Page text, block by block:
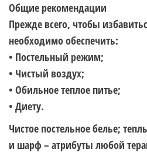
Общие рекомендации
Прежде всего, чтобы
необходимо обеспечить:
• Постельный режим;
• Чистый воздух;
• Обильное теплое питье;
• Диету.
Чистое постельное белье;
и шарф – атрибуты любой